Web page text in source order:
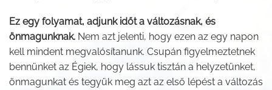
Ez egy folyamat, adjunk időt a változásnak, és
önmagunknak. Nem azt jelenti, hogy ezen az egy napon
kell mindent megvalósítanunk. Csupán figyelmeztetnek
bennünket az Égiek, hogy lássuk tisztán a helyzetünket,
önmagunkat és tegyük meg azt az első lépést a változás